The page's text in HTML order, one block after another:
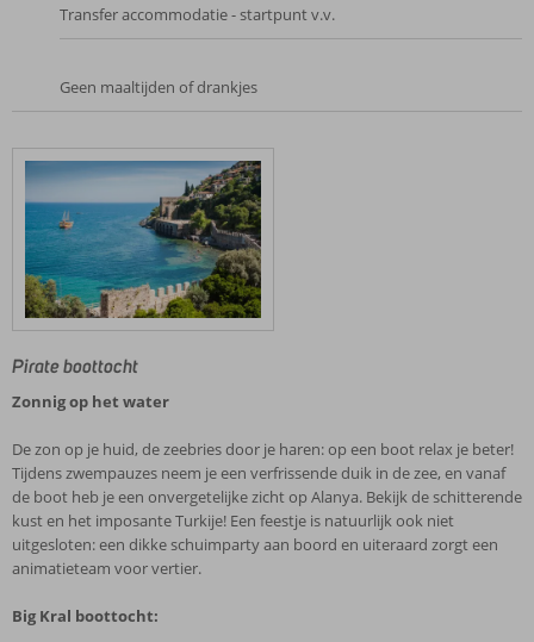
Transfer accommodatie - startpunt v.v.
Geen maaltijden of drankjes
Pirate boottocht
Zonnig op het water
De zon op je huid, de zeebries door je haren: op een boot relax je beter!
Tijdens zwempauzes neem je een verfrissende duik in de zee, en vanaf
de boot heb je een onvergetelijke zicht op Alanya. Bekijk de schitterende
kust en het imposante Turkije! Een feestje is natuurlijk ook niet
uitgesloten: een dikke schuimparty aan boord en uiteraard zorgt een
animatieteam voor vertier.
Big Kral boottocht: